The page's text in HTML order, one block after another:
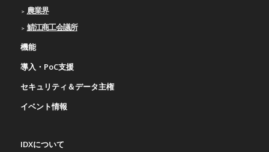
農業界
鯖江商工会議所
機能
導入・PoC支援
セキュリティ＆データ主権
イベント情報
IDXについて